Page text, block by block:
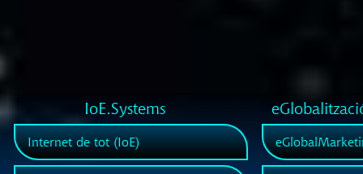
IoE.Systems
Internet de tot (IoE)